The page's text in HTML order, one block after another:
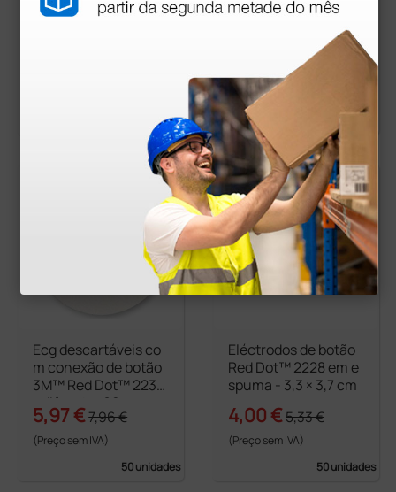
spuma pediátricos 3
100 unidades
-50 mm - gel sólido
6,81 €
(Preço sem IVA)
50 unidades
Ecg descartáveis co
m conexão de botão
3M™ Red Dot™ 2239
- diâmetro 60 mm
5,97 €7,96 €
(Preço sem IVA)
50 unidades
mais opções
Eléctrodos de botão
Red Dot™ 2228 em e
spuma - 3,3 × 3,7 cm
4,00 €5,33 €
(Preço sem IVA)
50 unidades